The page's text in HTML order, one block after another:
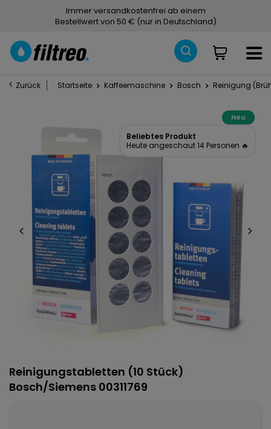
Immer versandkostenfrei ab einem
Bestellwert von 50 € (nur in Deutschland)
Zurück Startseite Kaffeemaschine Bosch Reinigung
Neu
Beliebtes Produkt
Heute angeschaut 14 Personen 🔥
Reinigungstabletten (10 Stück)
Bosch/Siemens 00311769